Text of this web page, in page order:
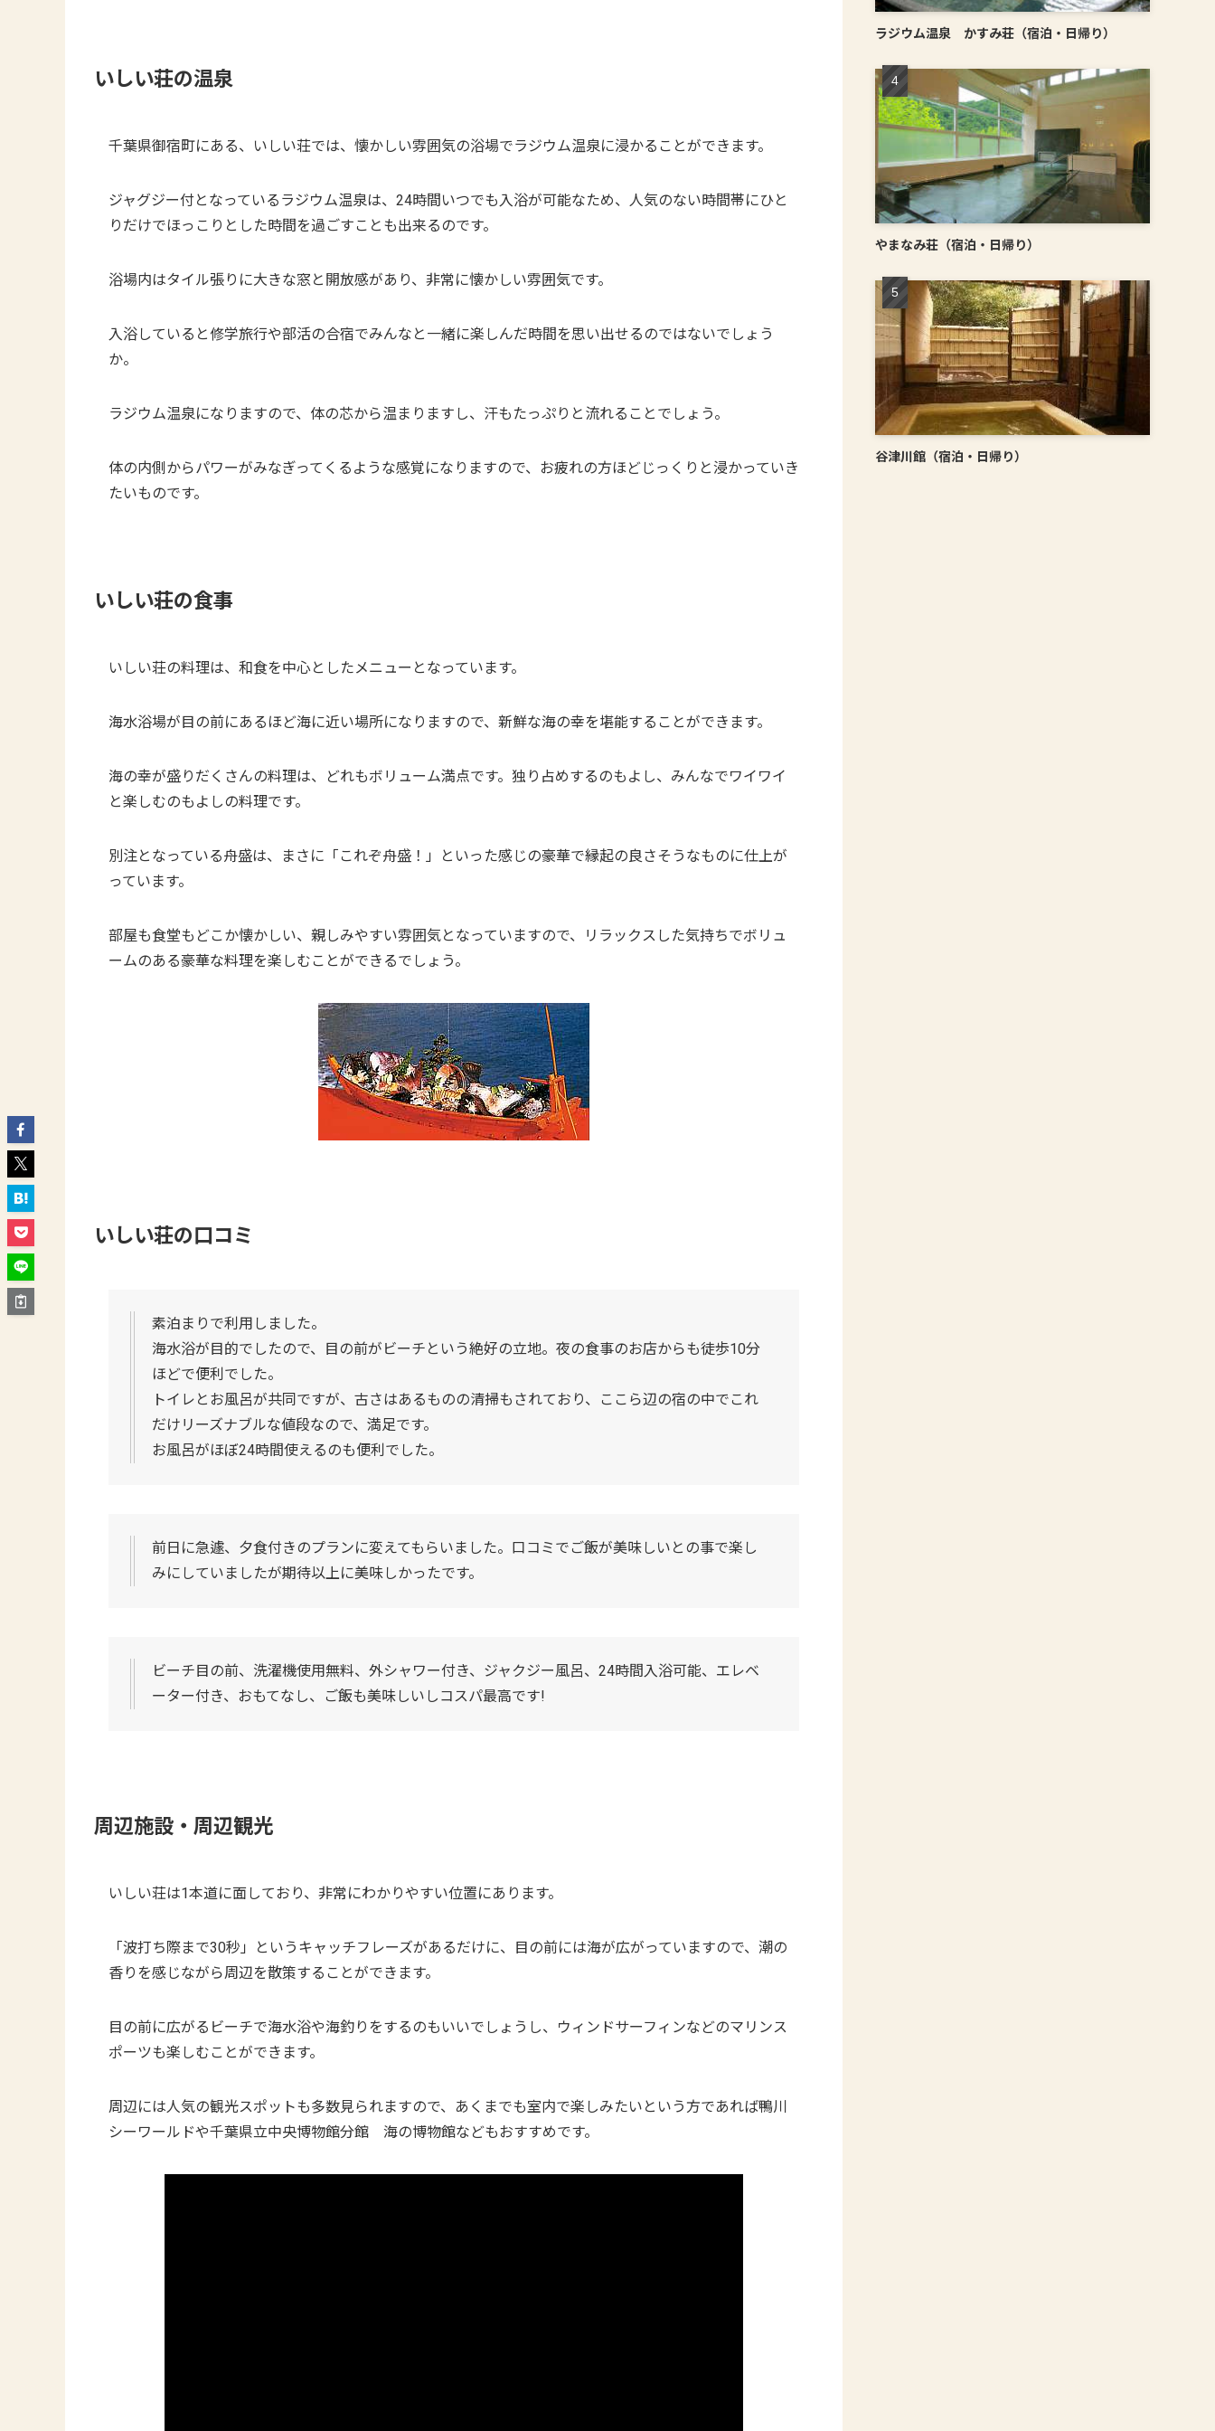
いしい荘の温泉
千葉県御宿町にある、いしい荘では、懐かしい雰囲気の浴場でラジウム温泉に浸かることができます。
ジャグジー付となっているラジウム温泉は、24時間いつでも入浴が可能なため、人気のない時間帯にひと
りだけでほっこりとした時間を過ごすことも出来るのです。
浴場内はタイル張りに大きな窓と開放感があり、非常に懐かしい雰囲気です。
入浴していると修学旅行や部活の合宿でみんなと一緒に楽しんだ時間を思い出せるのではないでしょう
か。
ラジウム温泉になりますので、体の芯から温まりますし、汗もたっぷりと流れることでしょう。
体の内側からパワーがみなぎってくるような感覚になりますので、お疲れの方ほどじっくりと浸かっていき
たいものです。
いしい荘の食事
いしい荘の料理は、和食を中心としたメニューとなっています。
海水浴場が目の前にあるほど海に近い場所になりますので、新鮮な海の幸を堪能することができます。
海の幸が盛りだくさんの料理は、どれもボリューム満点です。独り占めするのもよし、みんなでワイワイ
と楽しむのもよしの料理です。
別注となっている舟盛は、まさに「これぞ舟盛！」といった感じの豪華で縁起の良さそうなものに仕上が
っています。
部屋も食堂もどこか懐かしい、親しみやすい雰囲気となっていますので、リラックスした気持ちでボリュ
ームのある豪華な料理を楽しむことができるでしょう。
いしい荘の口コミ
素泊まりで利用しました。
海水浴が目的でしたので、目の前がビーチという絶好の立地。夜の食事のお店からも徒歩10分
ほどで便利でした。
トイレとお風呂が共同ですが、古さはあるものの清掃もされており、ここら辺の宿の中でこれ
だけリーズナブルな値段なので、満足です。
お風呂がほぼ24時間使えるのも便利でした。
前日に急遽、夕食付きのプランに変えてもらいました。口コミでご飯が美味しいとの事で楽し
みにしていましたが期待以上に美味しかったです。
ビーチ目の前、洗濯機使用無料、外シャワー付き、ジャクジー風呂、24時間入浴可能、エレベ
ーター付き、おもてなし、ご飯も美味しいしコスパ最高です!
周辺施設・周辺観光
いしい荘は1本道に面しており、非常にわかりやすい位置にあります。
「波打ち際まで30秒」というキャッチフレーズがあるだけに、目の前には海が広がっていますので、潮の
香りを感じながら周辺を散策することができます。
目の前に広がるビーチで海水浴や海釣りをするのもいいでしょうし、ウィンドサーフィンなどのマリンス
ポーツも楽しむことができます。
周辺には人気の観光スポットも多数見られますので、あくまでも室内で楽しみたいという方であれば鴨川
シーワールドや千葉県立中央博物館分館 海の博物館などもおすすめです。
ラジウム温泉 かすみ荘（宿泊・日帰り）
やまなみ荘（宿泊・日帰り）
谷津川館（宿泊・日帰り）